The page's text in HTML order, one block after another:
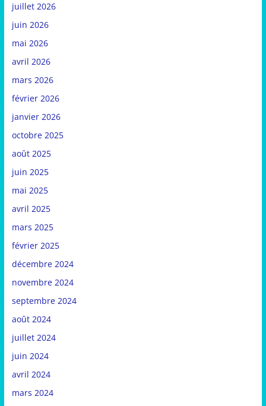
juillet 2026
juin 2026
mai 2026
avril 2026
mars 2026
février 2026
janvier 2026
octobre 2025
août 2025
juin 2025
mai 2025
avril 2025
mars 2025
février 2025
décembre 2024
novembre 2024
septembre 2024
août 2024
juillet 2024
juin 2024
avril 2024
mars 2024